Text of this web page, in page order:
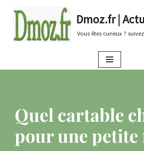
au
Dmoz.fr |
Vous êtes curieux ?
Quel cartable
pour une petite